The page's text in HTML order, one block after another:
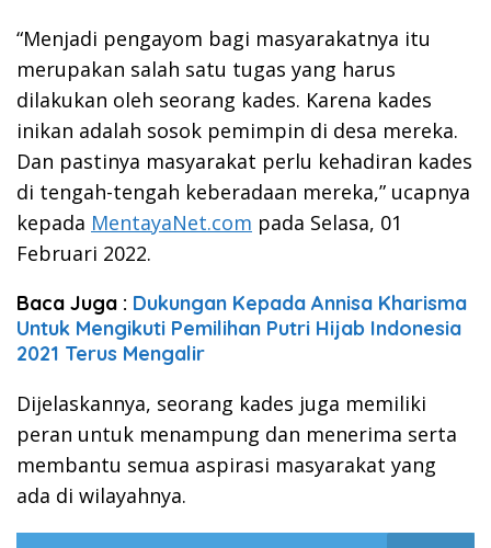
“Menjadi pengayom bagi masyarakatnya itu
merupakan salah satu tugas yang harus
dilakukan oleh seorang kades. Karena kades
inikan adalah sosok pemimpin di desa mereka.
Dan pastinya masyarakat perlu kehadiran kades
di tengah-tengah keberadaan mereka,” ucapnya
kepada MentayaNet.com pada Selasa, 01
Februari 2022.
Baca Juga : Dukungan Kepada Annisa Kharisma
Untuk Mengikuti Pemilihan Putri Hijab Indonesia
2021 Terus Mengalir
Dijelaskannya, seorang kades juga memiliki
peran untuk menampung dan menerima serta
membantu semua aspirasi masyarakat yang
ada di wilayahnya.